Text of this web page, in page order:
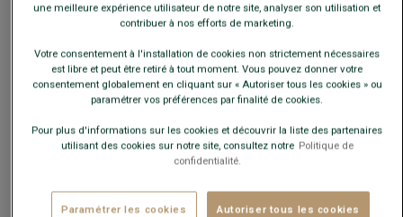
− + AJOUTER AU PANIER
Livré en 24h ouvrées avec Chronopost Express
une meilleure expérience utilisateur de notre site, analyser son utilisation et
contribuer à nos efforts de marketing.
Votre consentement à l'installation de cookies non strictement nécessaires
est libre et peut être retiré à tout moment. Vous pouvez donner votre
consentement globalement en cliquant sur « Autoriser tous les cookies » ou
paramétrer vos préférences par finalité de cookies.
Pour plus d'informations sur les cookies et découvrir la liste des partenaires
utilisant des cookies sur notre site, consultez notre Politique de
confidentialité.
Paramétrer les cookies Autoriser tous les cookies